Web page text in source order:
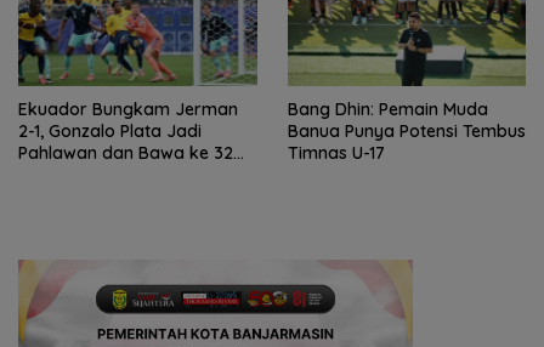
Ekuador Bungkam Jerman
2-1, Gonzalo Plata Jadi
Pahlawan dan Bawa ke 32
Bang Dhin: Pemain Muda
Banua Punya Potensi Tembus
Timnas U-17